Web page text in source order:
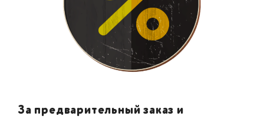
За предварительный заказ и